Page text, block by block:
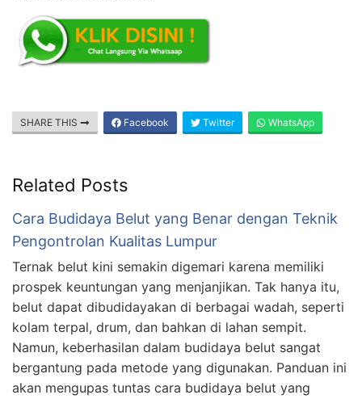
SHARE THIS Facebook Twitter WhatsApp
Related Posts
Cara Budidaya Belut yang Benar dengan Teknik
Pengontrolan Kualitas Lumpur
Ternak belut kini semakin digemari karena memiliki
prospek keuntungan yang menjanjikan. Tak hanya itu,
belut dapat dibudidayakan di berbagai wadah, seperti
kolam terpal, drum, dan bahkan di lahan sempit.
Namun, keberhasilan dalam budidaya belut sangat
bergantung pada metode yang digunakan. Panduan ini
akan mengupas tuntas cara budidaya belut yang